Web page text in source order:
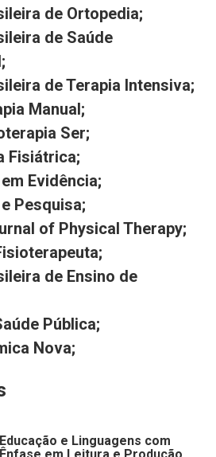
de Ortopedia;
de Saúde
de Terapia Intensiva;
Manual;
Ser;
Fisiátrica;
Evidência;
Pesquisa;
of Physical Therapy;
de Ensino de
Pública;
Nova;
Educação e Linguagens com